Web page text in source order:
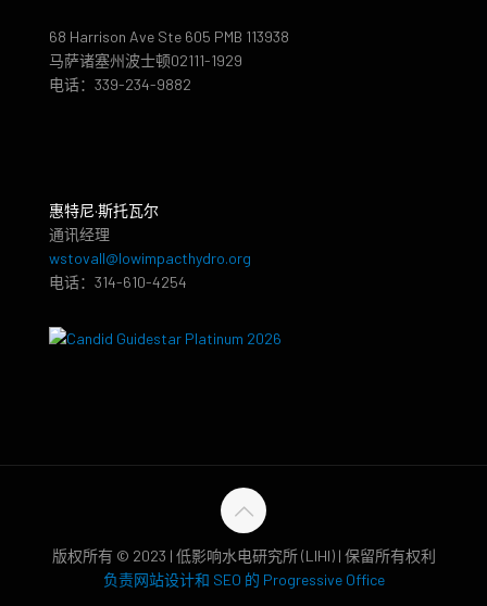
68 Harrison Ave Ste 605 PMB 113938
马萨诸塞州波士顿02111-1929
电话：339-234-9882
惠特尼·斯托瓦尔
通讯经理
wstovall@lowimpacthydro.org
电话：314-610-4254
版权所有 © 2023 | 低影响水电研究所 (LIHI) | 保留所有权利
负责网站设计和 SEO 的 Progressive Office